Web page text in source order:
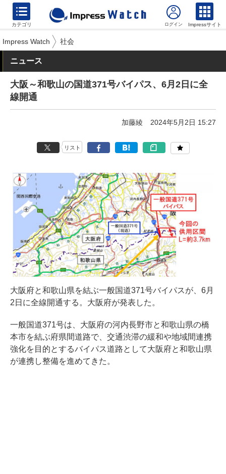
カテゴリ Impressサイト
Impress Watch 社会
ニュース
大阪～和歌山の国道371号バイパス、6月2日に全
線開通
加藤綾 2024年5月2日 15:27
リスト
大阪府と和歌山県を結ぶ一般国道371号バイパスが、6月
2日に全線開通する。大阪府が発表した。
一般国道371号は、大阪府の河内長野市と和歌山県の橋
本市を結ぶ府県間道路で、交通渋滞の緩和や地域間連携
強化を目的とするバイパス道路として大阪府と和歌山県
が連携し整備を進めてきた。